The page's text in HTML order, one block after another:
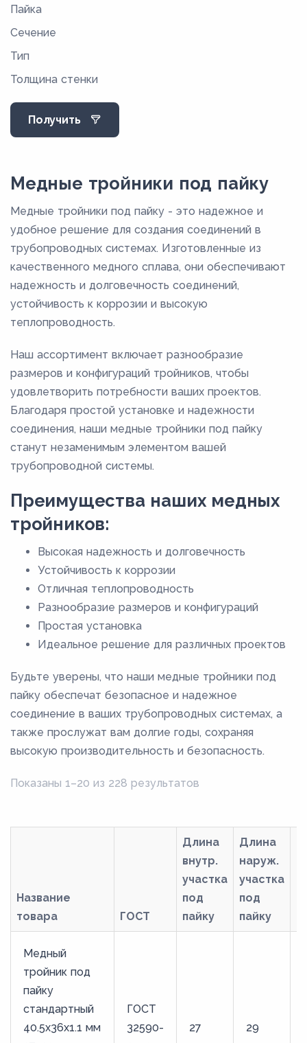
16
18
22
25
27,4
40,5
42
53,6
64
70
76,1
88,9
9
Пайка
Сечение
Тип
Толщина стенки
Получить
Медные тройники под пайку
Медные тройники под пайку - это надежное и
удобное решение для создания соединений в
трубопроводных системах. Изготовленные из
качественного медного сплава, они обеспечивают
надежность и долговечность соединений,
устойчивость к коррозии и высокую
теплопроводность.
Наш ассортимент включает разнообразие
размеров и конфигураций тройников, чтобы
удовлетворить потребности ваших проектов.
Благодаря простой установке и надежности
соединения, наши медные тройники под пайку
станут незаменимым элементом вашей
трубопроводной системы.
Преимущества наших медных
тройников:
Высокая надежность и долговечность
Устойчивость к коррозии
Отличная теплопроводность
Разнообразие размеров и конфигураций
Простая установка
Идеальное решение для различных проектов
Будьте уверены, что наши медные тройники под
пайку обеспечат безопасное и надежное
соединение в ваших трубопроводных системах, а
также прослужат вам долгие годы, сохраняя
высокую производительность и безопасность.
Показаны 1–20 из 228 результатов
Название
товара
ГОСТ
Длина
внутр.
участка
под
пайку
Длина
наруж.
участка
под
пайку
Медный
тройник под
пайку
стандартный
40.5х36х1.1 мм
ГОСТ
32590-
27 29